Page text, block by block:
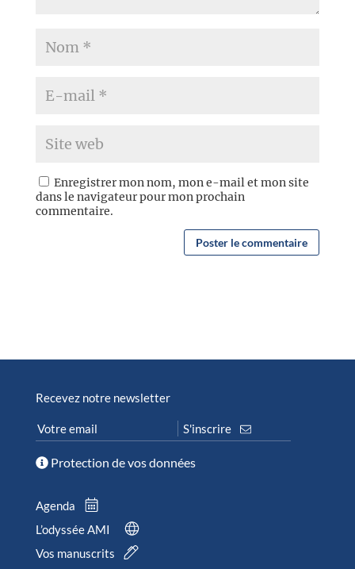
Enregistrer mon nom, mon e-mail et mon site
dans le navigateur pour mon prochain
commentaire.
Recevez notre newsletter
Protection de vos données
Agenda
L’odyssée AMI
Vos manuscrits